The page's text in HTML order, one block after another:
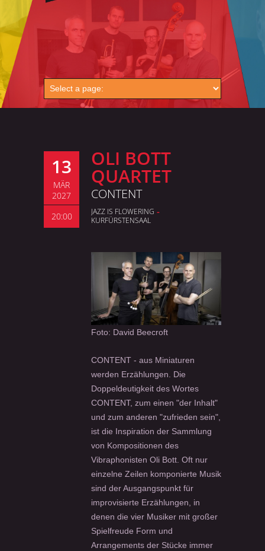
13
MÄR
2027
20:00
OLI BOTT
QUARTET
CONTENT
JAZZ IS FLOWERING -
KURFÜRSTEN­SAAL
Foto: David Beecroft
CONTENT - aus Miniaturen
werden Erzählungen. Die
Doppeldeutigkeit des Wortes
CONTENT, zum einen "der Inhalt"
und zum anderen "zufrieden sein",
ist die Inspiration der Sammlung
von Kompositionen des
Vibraphonisten Oli Bott. Oft nur
einzelne Zeilen komponierte Musik
sind der Ausgangspunkt für
improvisierte Erzählungen, in
denen die vier Musiker mit großer
Spielfreude Form und
Arrangements der Stücke immer